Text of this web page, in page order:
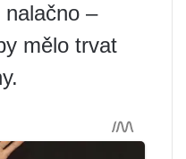
–
mělo trvat